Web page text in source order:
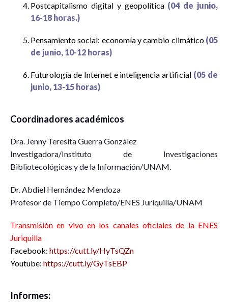
Postcapitalismo digital y geopolítica (04 de junio,
16-18 horas.)
Pensamiento social: economía y cambio climático (05
de junio, 10-12 horas)
Futurología de Internet e inteligencia artificial (05 de
junio, 13-15 horas)
Coordinadores académicos
Dra. Jenny Teresita Guerra González
Investigadora/Instituto de Investigaciones
Bibliotecológicas y de la Información/UNAM.
Dr. Abdiel Hernández Mendoza
Profesor de Tiempo Completo/ENES Juriquilla/UNAM
Transmisión en vivo en los canales oficiales de la ENES
Juriquilla
Facebook: https://cutt.ly/HyTsQZn
Youtube: https://cutt.ly/GyTsEBP
Informes: